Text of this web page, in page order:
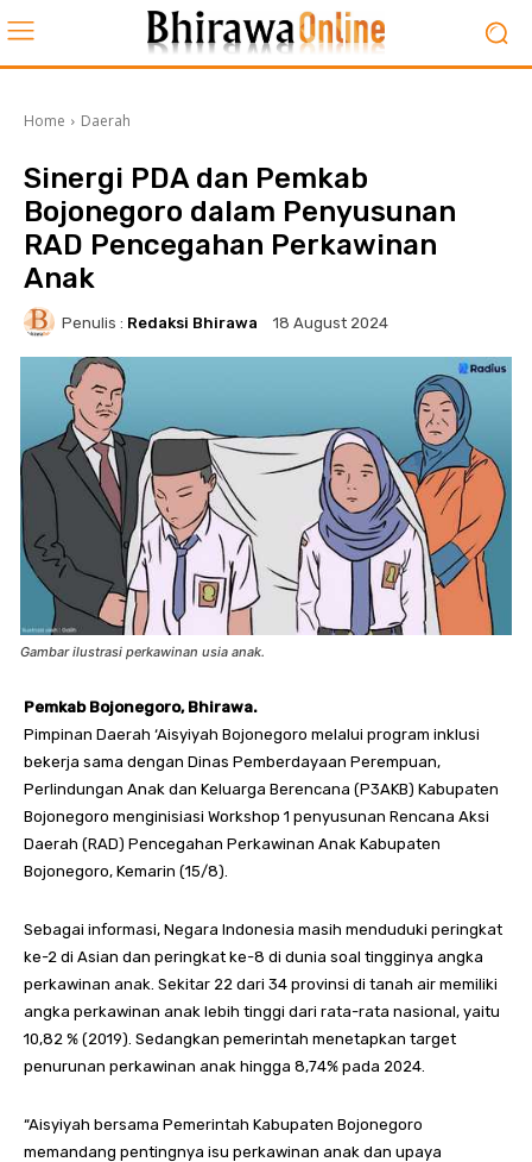
Home Daerah
Sinergi PDA dan Pemkab
Bojonegoro dalam Penyusunan
RAD Pencegahan Perkawinan
Anak
Penulis : Redaksi Bhirawa 18 August 2024
Gambar ilustrasi perkawinan usia anak.
Pemkab Bojonegoro, Bhirawa.
Pimpinan Daerah ‘Aisyiyah Bojonegoro melalui program inklusi
bekerja sama dengan Dinas Pemberdayaan Perempuan,
Perlindungan Anak dan Keluarga Berencana (P3AKB) Kabupaten
Bojonegoro menginisiasi Workshop 1 penyusunan Rencana Aksi
Daerah (RAD) Pencegahan Perkawinan Anak Kabupaten
Bojonegoro, Kemarin (15/8).
Sebagai informasi, Negara Indonesia masih menduduki peringkat
ke-2 di Asian dan peringkat ke-8 di dunia soal tingginya angka
perkawinan anak. Sekitar 22 dari 34 provinsi di tanah air memiliki
angka perkawinan anak lebih tinggi dari rata-rata nasional, yaitu
10,82 % (2019). Sedangkan pemerintah menetapkan target
penurunan perkawinan anak hingga 8,74% pada 2024.
“Aisyiyah bersama Pemerintah Kabupaten Bojonegoro
memandang pentingnya isu perkawinan anak dan upaya